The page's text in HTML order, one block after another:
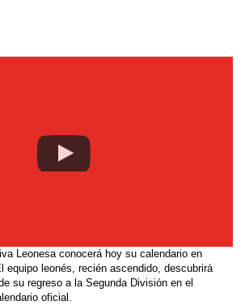
Leonesa conocerá hoy su calendario en
equipo leonés, recién ascendido, descubrirá
su regreso a la Segunda División en el
oficial.